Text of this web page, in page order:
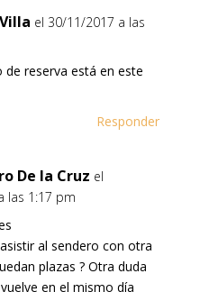
el 30/11/2017 a las
de reserva está en este
Responder
De la Cruz el
las 1:17 pm
al sendero con otra
plazas ? Otra duda
en el mismo día